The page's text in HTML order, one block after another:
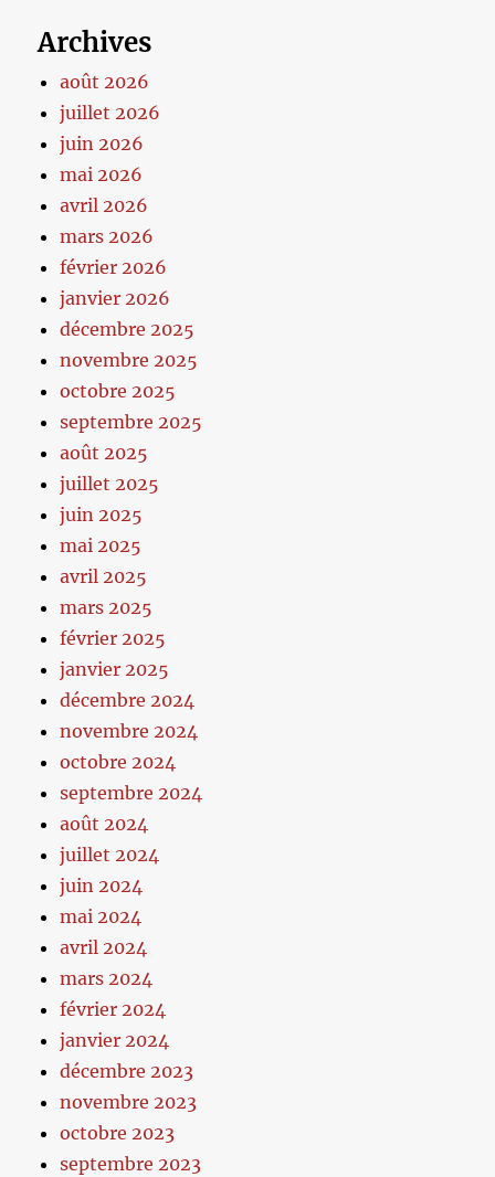
Archives
août 2026
juillet 2026
juin 2026
mai 2026
avril 2026
mars 2026
février 2026
janvier 2026
décembre 2025
novembre 2025
octobre 2025
septembre 2025
août 2025
juillet 2025
juin 2025
mai 2025
avril 2025
mars 2025
février 2025
janvier 2025
décembre 2024
novembre 2024
octobre 2024
septembre 2024
août 2024
juillet 2024
juin 2024
mai 2024
avril 2024
mars 2024
février 2024
janvier 2024
décembre 2023
novembre 2023
octobre 2023
septembre 2023